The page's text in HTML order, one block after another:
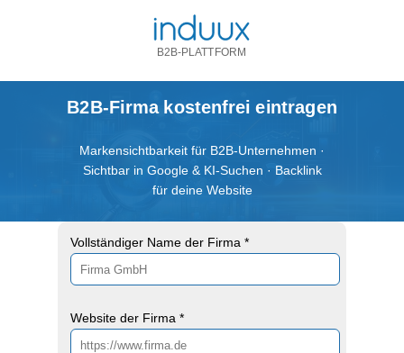
B2B-Firma kostenfrei eintragen
B2B-PLATTFORM
Vollständiger Name der Firma *
Website der Firma *
Markensichtbarkeit für B2B-Unternehmen ·
Sichtbar in Google & KI-Suchen · Backlink
für deine Website